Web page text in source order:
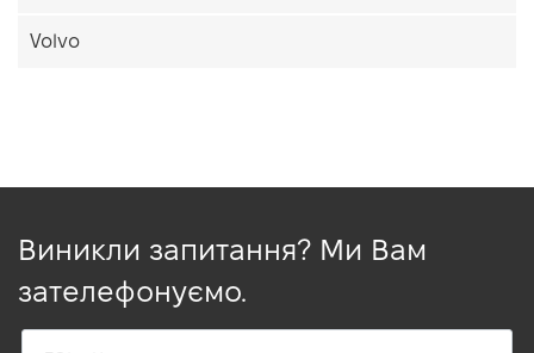
Volvo
Виникли запитання? Ми Вам
зателефонуємо.